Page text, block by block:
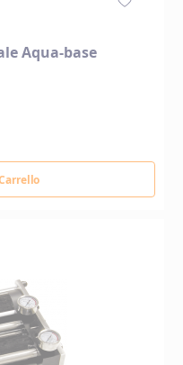
Aqua-base